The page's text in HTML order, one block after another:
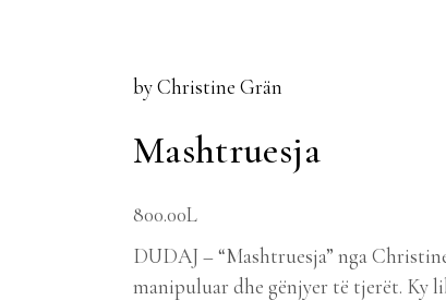
by Christine Grän
Mashtruesja
800.00L
DUDAJ – “Mashtruesja” nga
manipuluar dhe gënjyer të tjerët. Ky